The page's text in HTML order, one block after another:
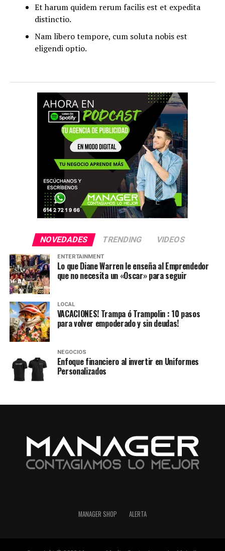
Et harum quidem rerum facilis est et expedita
distinctio.
Nam libero tempore, cum soluta nobis est
eligendi optio.
NOVEDADES TRENDING VIDEOS
ENTERTAINMENT
Lo que Diane Warren le enseña al Emprendedor
que no necesita un «Oscar» para seguir
LOCAL
VACACIONES! Trampa ó Trampolin : 10 pasos
para volver empoderado y sin deudas!
NEGOCIOS
Enfoque financiero al invertir en Uniformes
Personalizados
MANAGER SHOP ALERTA